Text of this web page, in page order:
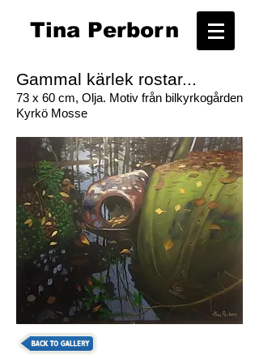
Tina Perborn
Gammal kärlek rostar...
73 x 60 cm, Olja. Motiv från bilkyrkogården
Kyrkö Mosse